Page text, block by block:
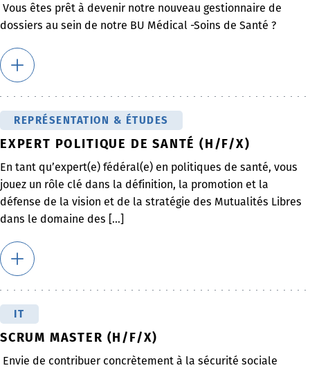
Vous êtes prêt à devenir notre nouveau gestionnaire de
dossiers au sein de notre BU Médical -Soins de Santé ?
REPRÉSENTATION & ÉTUDES
EXPERT POLITIQUE DE SANTÉ (H/F/X)
En tant qu’expert(e) fédéral(e) en politiques de santé, vous
jouez un rôle clé dans la définition, la promotion et la
défense de la vision et de la stratégie des Mutualités Libres
dans le domaine des [...]
IT
SCRUM MASTER (H/F/X)
Envie de contribuer concrètement à la sécurité sociale